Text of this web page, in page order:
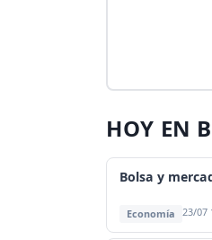
HOY EN
Bolsa y
Economía 23/07